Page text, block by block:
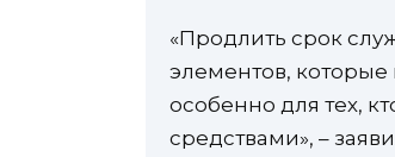
«Продлить срок
элементов, которые
особенно для тех,
средствами», –